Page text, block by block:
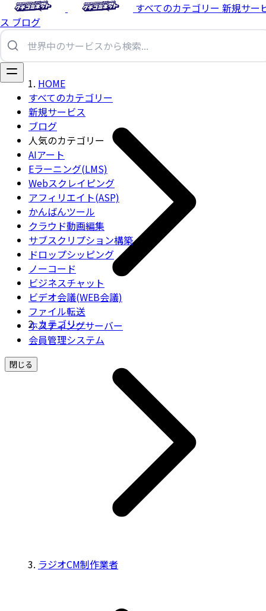
すべてのカテゴリー 新規サー
ス ブログ
すべてのカテゴリー
新規サービス
ブログ
人気のカテゴリー
AIアート
Eラーニング(LMS)
Webスクレイピング
アフィリエイト(ASP)
かんばんツール
クラウド動画編集
サブスクリプション構築
ドロップシッピング
ノーコード
ビジネスチャット
ビデオ会議(WEB会議)
ファイル転送
ホスティングサーバー
会員管理システム
閉じる
HOME
カテゴリー
ラジオCM制作業者